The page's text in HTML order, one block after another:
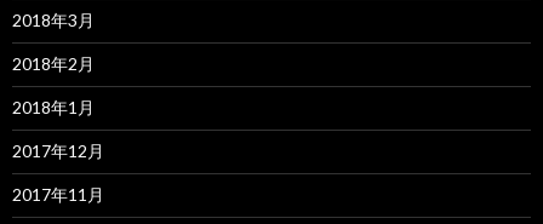
2018年3月
2018年2月
2018年1月
2017年12月
2017年11月